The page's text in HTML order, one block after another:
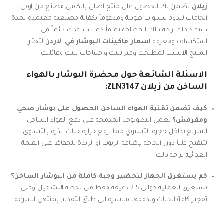
زيلان يضمن لك الحصول على منتج اصلي بالكامل مصنع من ارقى
الخامات ليدوم لسنوات طويلة ومدعوماً بكفالة مصنعية معتمدة لمدة
سنة كاملة لراحة بالك المطلقة تماماً كما نساعدك دائماً في
استكشاف ومعرفة اسعار ماكينات البوشار في الاردن لتختار
المنتج الانسب لمطبخك وميزانيتك واحتياجات بيتك وعائلتك.
الاسئلة الشائعة حول محضرة البوشار بالهواء
الساخن من زيلان ZLN3147:
كيف تضمن تقنية الهواء الساخن الحصول على بوشار صحي
ومقرمش؟ تعمل التكنولوجيا المدمجة على دفع الهواء الساخن
السريع بداخل حجرة التشيوي مما يرفع حرارة حبات الذرة بالتساوي
لتتفتح كلياً دون الحاجة لإضافة الزيوت او الزبدة للحفاظ على القيمة
الغذائية لراحة بالك.
كم يستغرق الجهاز لتحضير وجبة كاملة من البوشار الساخن؟
تستغرق العملية حوالي 2.5 دقيقة فقط من لحظة التشغيل وحتى
تفجير كافة الحبات وتدفقها مباشرة الى طبق التقديم بمنتهى السرعة